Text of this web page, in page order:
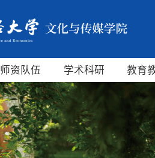
师资队伍 学术科研 教育